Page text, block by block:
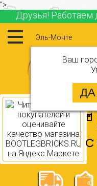
">
Друзья!
Эль-Монте
Ваш